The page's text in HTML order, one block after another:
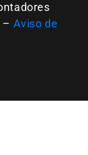
– Aviso de